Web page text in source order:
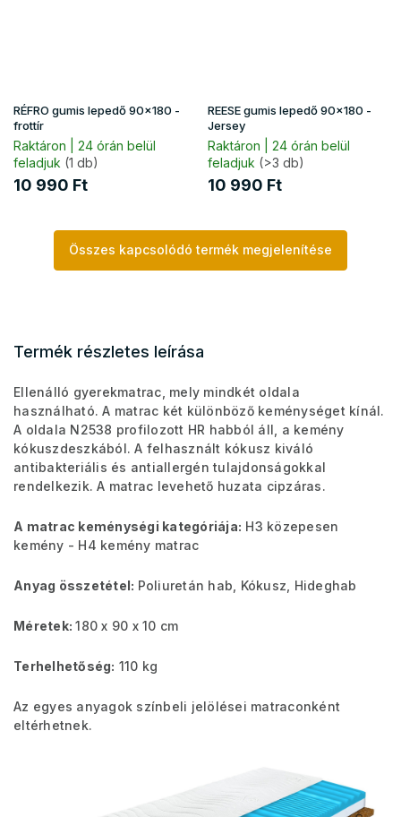
RÉFRO gumis lepedő 90x180 -
frottír
Raktáron | 24 órán belül
feladjuk (1 db)
10 990 Ft
REESE gumis lepedő 90x180 -
Jersey
Raktáron | 24 órán belül
feladjuk (>3 db)
10 990 Ft
Összes kapcsolódó termék megjelenítése
Termék részletes leírása
Ellenálló gyerekmatrac, mely mindkét oldala
használható. A matrac két különböző keménységet kínál.
A oldala N2538 profilozott HR habból áll, a kemény
kókuszdeszkából. A felhasznált kókusz kiváló
antibakteriális és antiallergén tulajdonságokkal
rendelkezik. A matrac levehető huzata cipzáras.
A matrac keménységi kategóriája: H3 közepesen
kemény - H4 kemény matrac
Anyag összetétel: Poliuretán hab, Kókusz, Hideghab
Méretek:180 x 90 x 10 cm
Terhelhetőség: 110 kg
Az egyes anyagok színbeli jelölései matraconként
eltérhetnek.